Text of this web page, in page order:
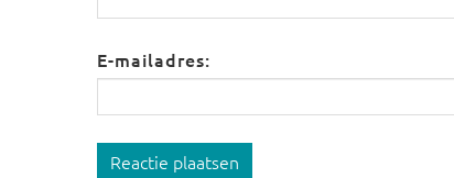
E-mailadres:
Reactie plaatsen